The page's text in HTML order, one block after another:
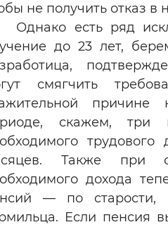
не получить отказ в
Однако есть ряд
до 23 лет,
смягчить
скажем, три
Также при
дохода
— по старости,
Если пенсия